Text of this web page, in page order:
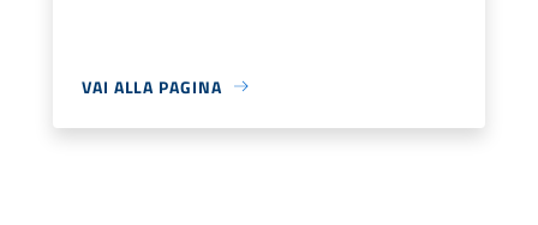
VAI ALLA PAGINA